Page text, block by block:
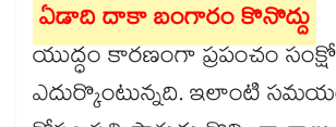
ఏడాది దాకా బంగారం కొనొద్దు
యుద్ధం కారణంగా ప్రపంచం
ఎదుర్కొంటున్నది. ఇలాంటి